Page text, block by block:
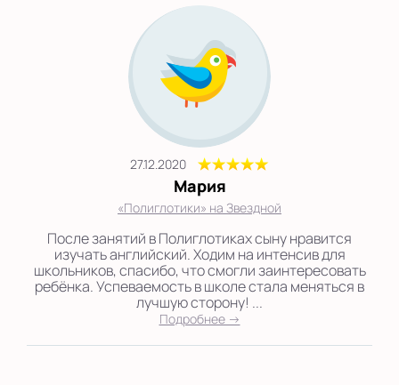
27.12.2020
Мария
«Полиглотики» на Звездной
После занятий в Полиглотиках сыну нравится
изучать английский. Ходим на интенсив для
школьников, спасибо, что смогли заинтересовать
ребёнка. Успеваемость в школе стала меняться в
лучшую сторону! ...
Подробнее →